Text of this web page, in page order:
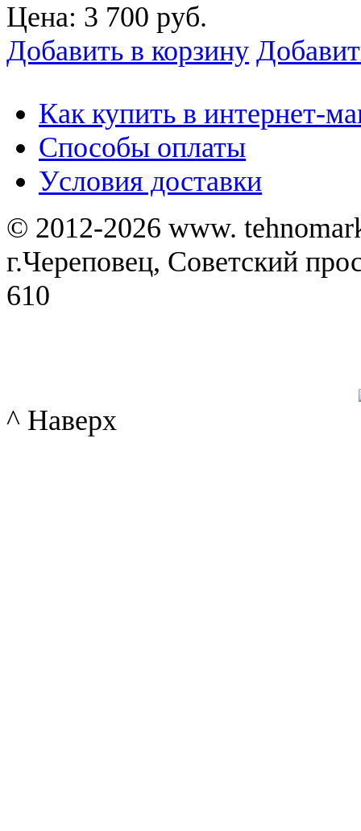
Цена: 3 700 руб.
Добавить в корзину
Как купить в интернет-
Способы оплаты
Уcловия доставки
© 2012-2026 www.
г.Череповец, Советский
610
^ Наверх